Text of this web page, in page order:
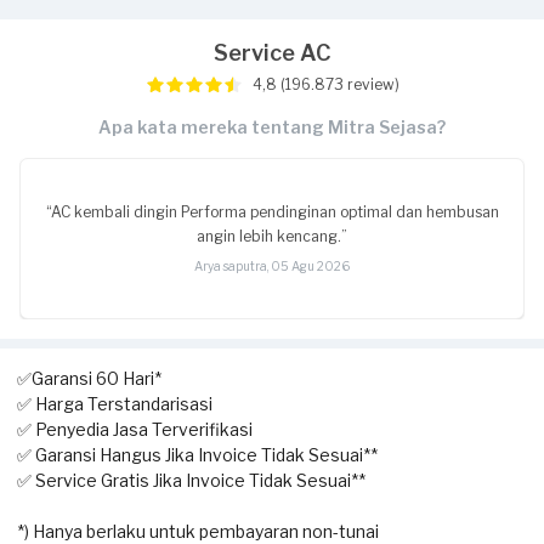
Service AC
4,8 (196.873 review)
Apa kata mereka tentang Mitra Sejasa?
“AC kembali dingin Performa pendinginan optimal dan hembusan
angin lebih kencang.”
Arya saputra, 05 Agu 2026
✅Garansi 60 Hari*
✅ Harga Terstandarisasi
✅ Penyedia Jasa Terverifikasi
✅ Garansi Hangus Jika Invoice Tidak Sesuai**
✅ Service Gratis Jika Invoice Tidak Sesuai**
*) Hanya berlaku untuk pembayaran non-tunai